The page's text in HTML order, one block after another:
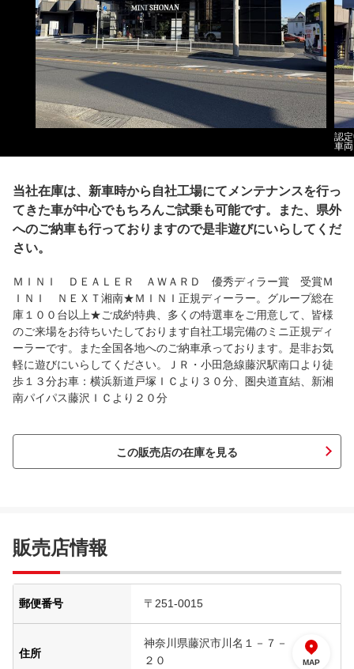
認
車
当社在庫は、新車時から自社工場にてメンテナンスを行っ
てきた車が中心でもちろんご試乗も可能です。また、県外
へのご納車も行っておりますので是非遊びにいらしてくだ
さい。
ＭＩＮＩ ＤＥＡＬＥＲ ＡＷＡＲＤ 優秀ディラー賞 受賞Ｍ
ＩＮＩ ＮＥＸＴ湘南★ＭＩＮＩ正規ディーラー。グループ総在
庫１００台以上★ご成約特典、多くの特選車をご用意して、皆様
のご来場をお待ちいたしております自社工場完備のミニ正規ディ
ーラーです。また全国各地へのご納車承っております。是非お気
軽に遊びにいらしてください。ＪＲ・小田急線藤沢駅南口より徒
歩１３分お車：横浜新道戸塚ＩＣより３０分、圏央道直結、新湘
南パイパス藤沢ＩＣより２０分
この販売店の在庫を見る
販売店情報
郵便番号 〒251-0015
住所
神奈川県藤沢市川名１－７－
２０
MAP